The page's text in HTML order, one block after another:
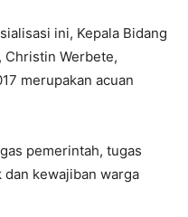
ini, Kepala Bidang
Christin Werbete,
merupakan acuan
pemerintah, tugas
kewajiban warga